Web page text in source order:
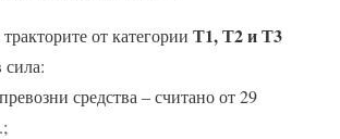
от категории Т1, Т2 и Т3
сила:
средства – считано от 29